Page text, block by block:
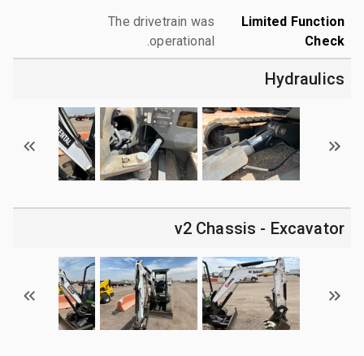
Limited Function
Check
The drivetrain was
operational.
Hydraulics
v2 Chassis - Excavator